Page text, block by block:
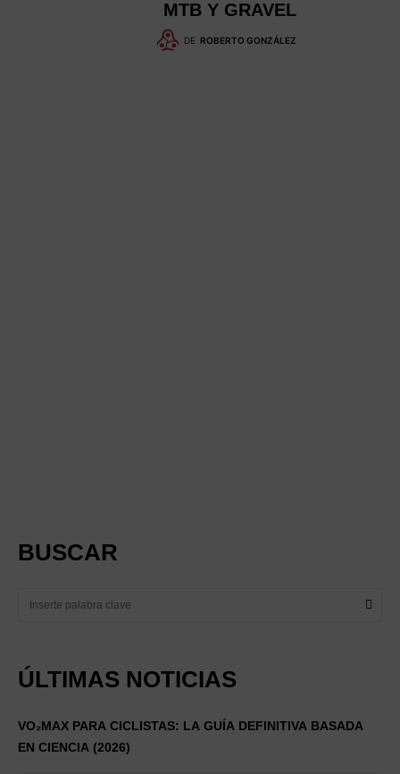
MTB Y GRAVEL
DE ROBERTO GONZÁLEZ
BUSCAR
ÚLTIMAS NOTICIAS
VO₂MAX PARA CICLISTAS: LA GUÍA DEFINITIVA BASADA
EN CIENCIA (2026)